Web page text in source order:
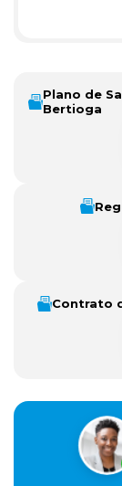
Plano de
Bertioga
Contrato